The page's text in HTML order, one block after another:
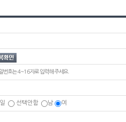
번호는 4~16자로 입력해 주세요.
일 선택안함 남 여